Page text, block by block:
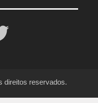
direitos reservados.